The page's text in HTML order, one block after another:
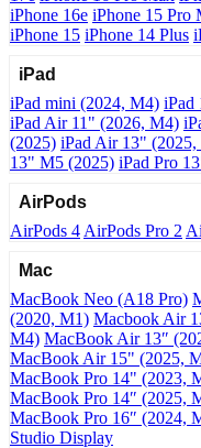
iPhone 16e iPhone 15 Pro
iPhone 15 iPhone 14 Plus
iPad
iPad mini (2024, M4) iPad
iPad Air 11" (2026, M4)
(2025) iPad Air 13"
13" M5 (2025) iPad Pro
AirPods
AirPods 4 AirPods Pro 2
Mac
MacBook Neo (A18 Pro)
(2020, M1) Macbook Air
M4) MacBook Air 13″
MacBook Air 15" (2025,
MacBook Pro 14" (2023,
MacBook Pro 14″ (2025,
MacBook Pro 16″ (2024,
Studio Display